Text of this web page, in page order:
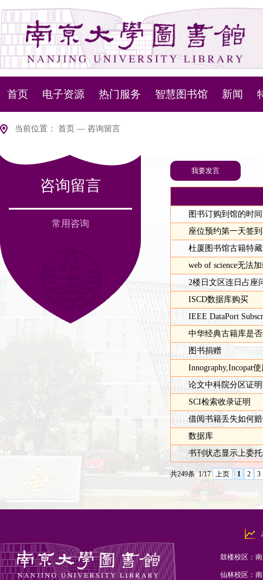
首页 电子资源
资源动态
数据库导航
版权说明
热门服务
资源服务
设备服务
智慧图书馆
智慧问答
室内定位
新闻
当前位置： 首页 — 咨询留言
咨询留言
常用咨询
我要发言
图书订购到馆的时间
座位预约第一天签
杜厦图书馆古籍特
web of science无法
2楼日文区连日占座
ISCD数据库购买
IEEE DataPort
中华经典古籍库是
图书捐赠
Innography,Incopat
论文中科院分区证明
SCI检索收录证明
借阅书籍丢失如何
数据库
书刊状态显示上委
共249条1/17 上页 1 2 3
鼓楼校区：
仙林校区：